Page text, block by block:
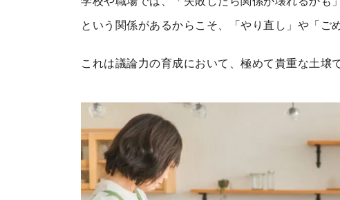
という関係があるからこそ、「やり直し」や「ご
これは議論力の育成において、極めて貴重な土壌